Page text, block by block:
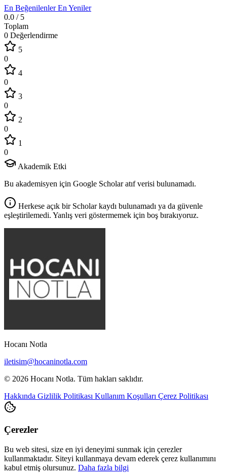
En BeğenilenlerEn Yeniler
0.0 / 5
Toplam
0 Değerlendirme
5
0
4
0
3
0
2
0
1
0
Akademik Etki
Bu akademisyen için Google Scholar atıf verisi bulunamadı.
Herkese açık bir Scholar kaydı bulunamadı ya da güvenle
eşleştirilemedi. Yanlış veri göstermemek için boş bırakıyoruz.
Hocanı Notla
iletisim@hocaninotla.com
© 2026 Hocanı Notla. Tüm hakları saklıdır.
Hakkında Gizlilik Politikası Kullanım Koşulları Çerez Politikası
Çerezler
Bu web sitesi, size en iyi deneyimi sunmak için çerezler
kullanmaktadır. Siteyi kullanmaya devam ederek çerez kullanımını
kabul etmiş olursunuz. Daha fazla bilgi